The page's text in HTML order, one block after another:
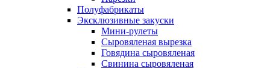
Полуфабрикаты
Эксклюзивные закуски
Мини-рулеты
Сыровяленая вырезка
Говядина сыровяленая
Свинина сыровяленая